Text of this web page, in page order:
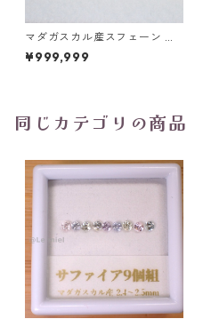
マダガスカル産スフェーン ペ
アシェイプカットルース 1.15ct
8.7mm*6.0mm*3.0mm
¥999,999
同じカテゴリの商品